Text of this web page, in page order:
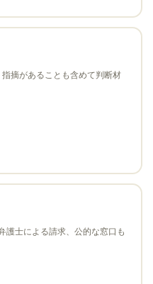
摘があることも含めて判断材
護士による請求、公的な窓口も